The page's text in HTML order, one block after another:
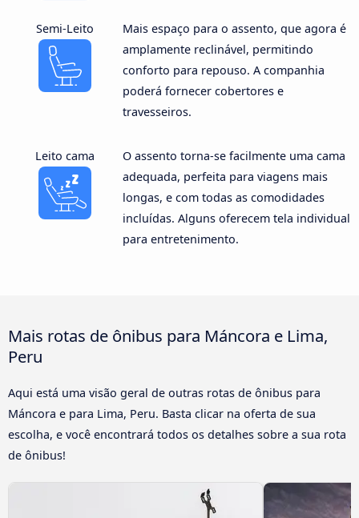
Semi-Leito
Mais espaço para o assento, que agora é
amplamente reclinável, permitindo
conforto para repouso. A companhia
poderá fornecer cobertores e
travesseiros.
Leito cama
O assento torna-se facilmente uma cama
adequada, perfeita para viagens mais
longas, e com todas as comodidades
incluídas. Alguns oferecem tela individual
para entretenimento.
Mais rotas de ônibus para Máncora e Lima,
Peru
Aqui está uma visão geral de outras rotas de ônibus para
Máncora e para Lima, Peru. Basta clicar na oferta de sua
escolha, e você encontrará todos os detalhes sobre a sua rota
de ônibus!